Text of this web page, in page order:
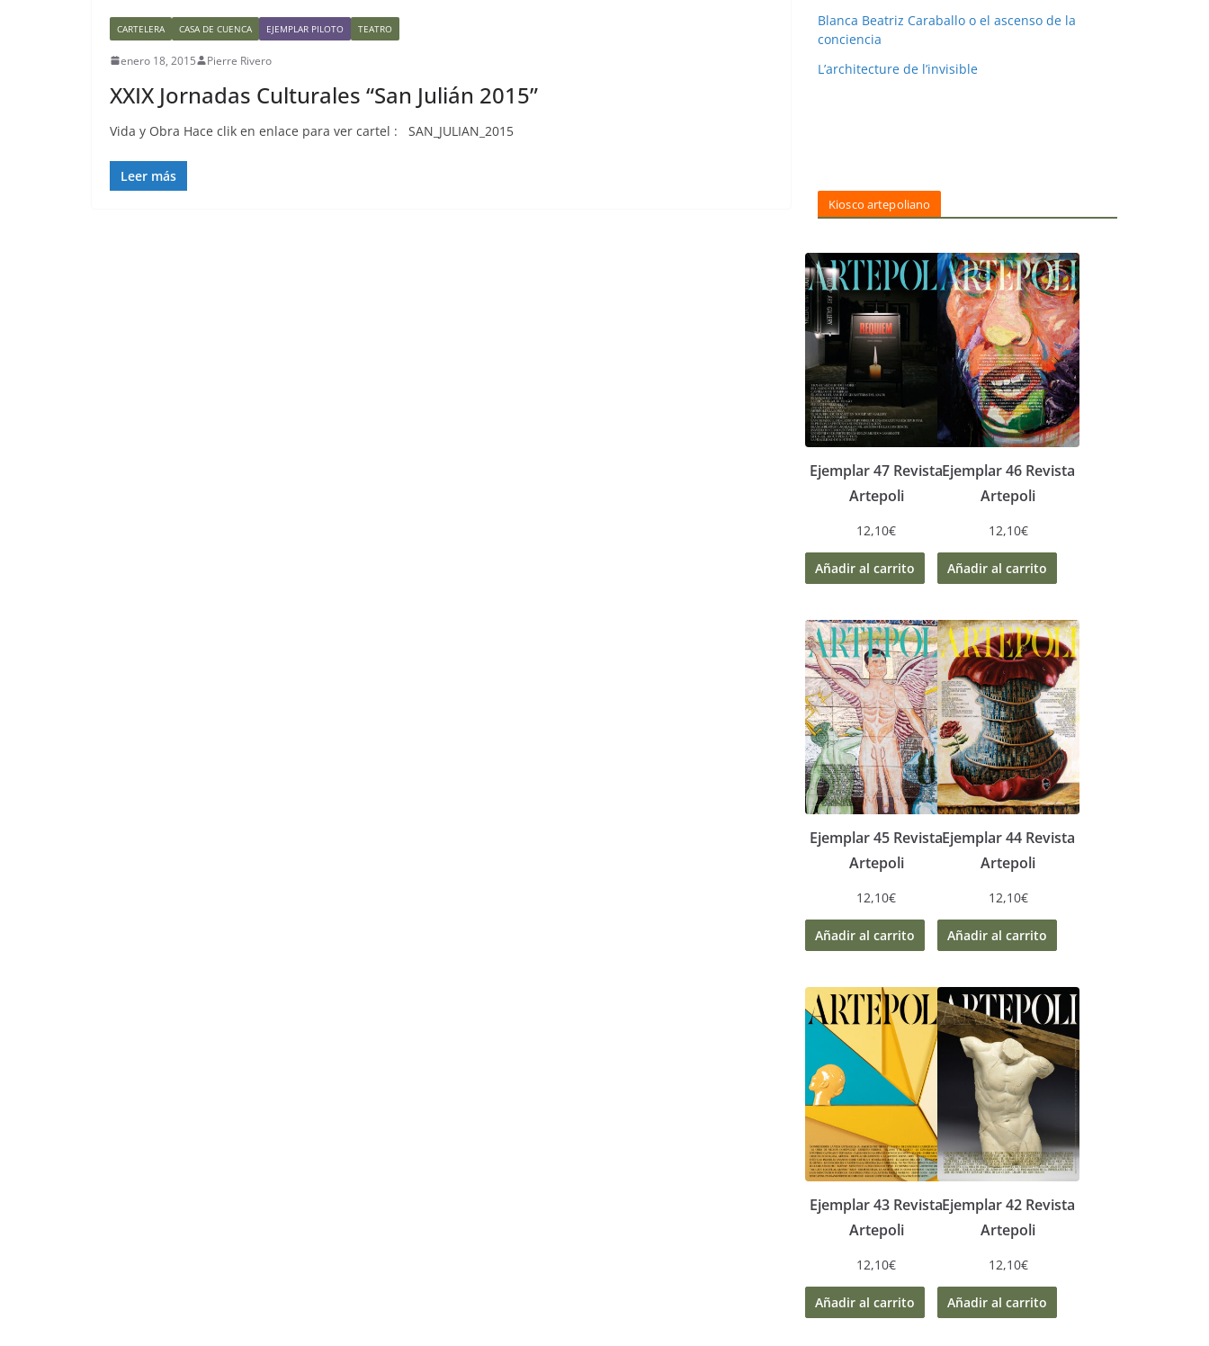
CARTELERA CASA DE CUENCA EJEMPLAR PILOTO TEATRO
enero 18, 2015 Pierre Rivero
XXIX Jornadas Culturales “San Julián 2015”
Vida y Obra Hace clik en enlace para ver cartel : SAN_JULIAN_2015
Leer más
Blanca Beatriz Caraballo o el ascenso de la
conciencia
L’architecture de l’invisible
Kiosco artepoliano
Ejemplar 47 Revista
Artepoli
12,10€
Añadir al carrito
Ejemplar 46 Revista
Artepoli
12,10€
Añadir al carrito
Ejemplar 45 Revista
Artepoli
12,10€
Añadir al carrito
Ejemplar 44 Revista
Artepoli
12,10€
Añadir al carrito
Ejemplar 43 Revista
Artepoli
12,10€
Añadir al carrito
Ejemplar 42 Revista
Artepoli
12,10€
Añadir al carrito